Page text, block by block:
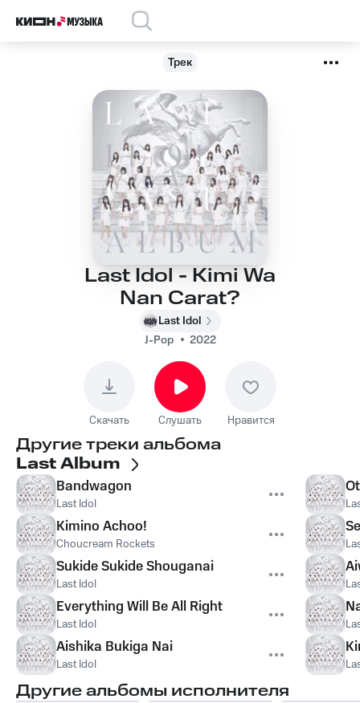
Трек
Last Idol - Kimi Wa
Nan Carat?
Last Idol
J-Pop
2022
Скачать Слушать Нравится
Другие треки альбома
Last Album
Bandwagon
Last Idol
Kimino Achoo!
Choucream Rockets
Sukide Sukide Shouganai
Last Idol
Everything Will Be All Right
Last Idol
Aishika Bukiga Nai
Last Idol
Другие альбомы исполнителя